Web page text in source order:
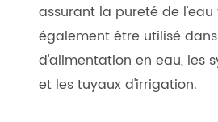
assurant la pureté de
également être utilisé
d'alimentation en eau, les
et les tuyaux d'irrigation.